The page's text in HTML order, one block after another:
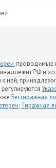
, проводимые
РФ и
к ней,
Бестиражная
; Тиражная